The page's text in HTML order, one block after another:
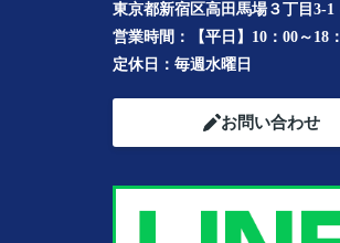
東京都新宿区高田馬場３丁目3-1
営業時間：
【平日】10：00～18
定休日： 毎週水曜日
お問い合わせ